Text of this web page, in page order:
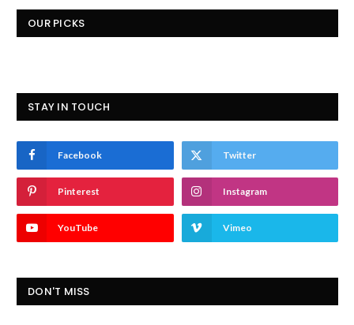
OUR PICKS
STAY IN TOUCH
Facebook Twitter
Pinterest Instagram
YouTube Vimeo
DON'T MISS